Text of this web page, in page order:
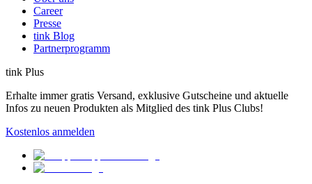
Career
Presse
tink Blog
Partnerprogramm
tink Plus
Erhalte immer gratis Versand, exklusive Gutscheine und aktuelle
Infos zu neuen Produkten als Mitglied des tink Plus Clubs!
Kostenlos anmelden